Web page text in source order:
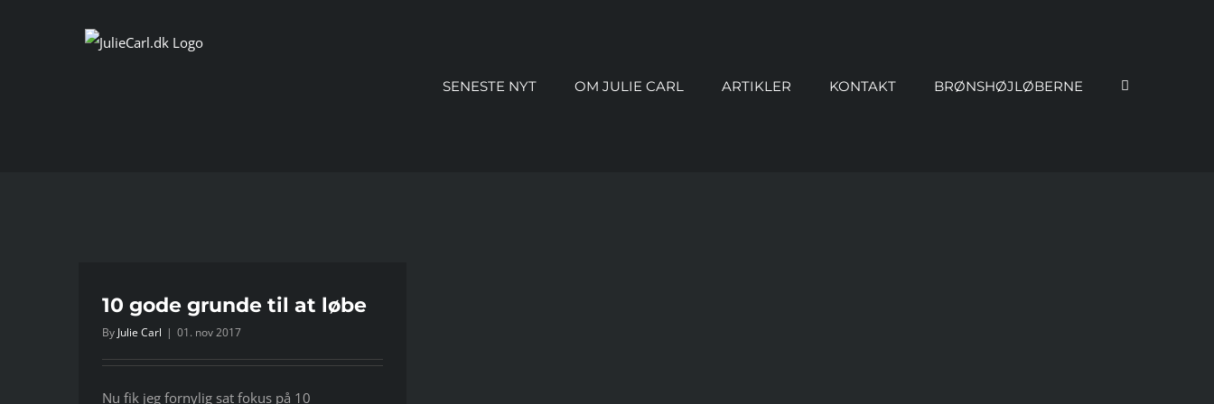
SENESTE NYT OM JULIE CARL ARTIKLER KONTAKT BRØNSHØJLØBERNE
10 gode grunde til at løbe
By Julie Carl | 01. nov 2017
Nu fik jeg fornylig sat fokus på 10